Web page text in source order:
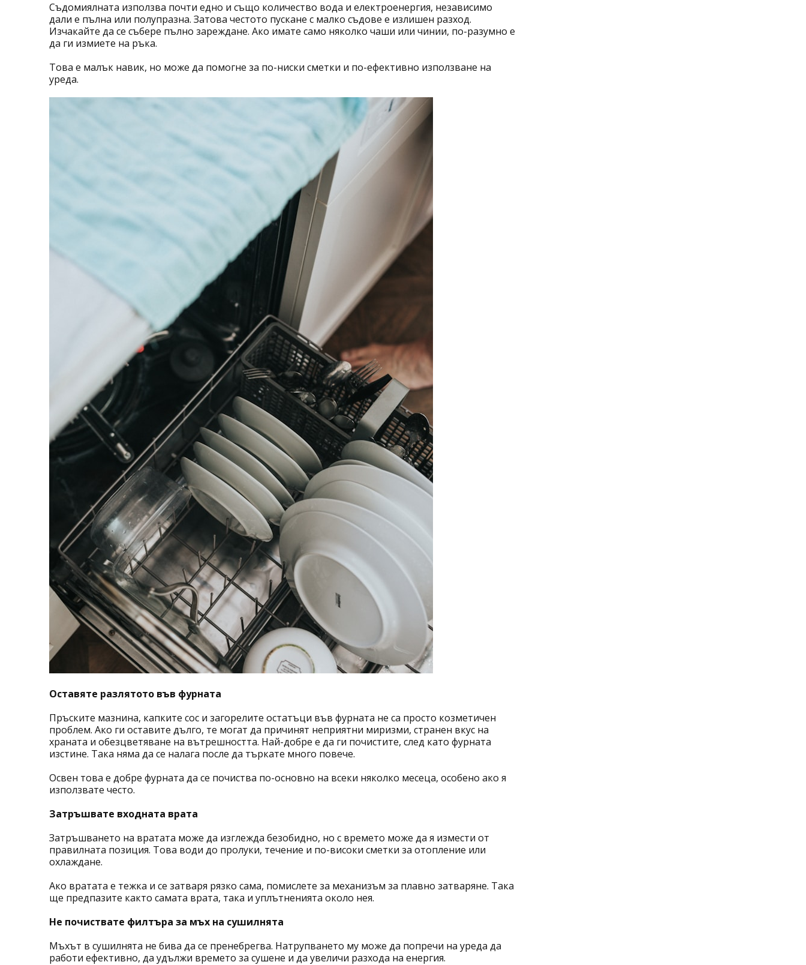
Съдомиялната използва почти едно и също количество вода и електроенергия, независимо
дали е пълна или полупразна. Затова честото пускане с малко съдове е излишен разход.
Изчакайте да се събере пълно зареждане. Ако имате само няколко чаши или чинии, по-разумно е
да ги измиете на ръка.
Това е малък навик, но може да помогне за по-ниски сметки и по-ефективно използване на
уреда.
Оставяте разлятото във фурната
Пръските мазнина, капките сос и загорелите остатъци във фурната не са просто козметичен
проблем. Ако ги оставите дълго, те могат да причинят неприятни миризми, странен вкус на
храната и обезцветяване на вътрешността. Най-добре е да ги почистите, след като фурната
изстине. Така няма да се налага после да търкате много повече.
Освен това е добре фурната да се почиства по-основно на всеки няколко месеца, особено ако я
използвате често.
Затръшвате входната врата
Затръшването на вратата може да изглежда безобидно, но с времето може да я измести от
правилната позиция. Това води до пролуки, течение и по-високи сметки за отопление или
охлаждане.
Ако вратата е тежка и се затваря рязко сама, помислете за механизъм за плавно затваряне. Така
ще предпазите както самата врата, така и уплътненията около нея.
Не почиствате филтъра за мъх на сушилнята
Мъхът в сушилнята не бива да се пренебрегва. Натрупването му може да попречи на уреда да
работи ефективно, да удължи времето за сушене и да увеличи разхода на енергия.